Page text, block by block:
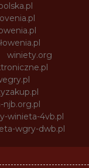
winiety.org
njb.org.pl
winieta-4vb.pl
wgry-dwb.pl